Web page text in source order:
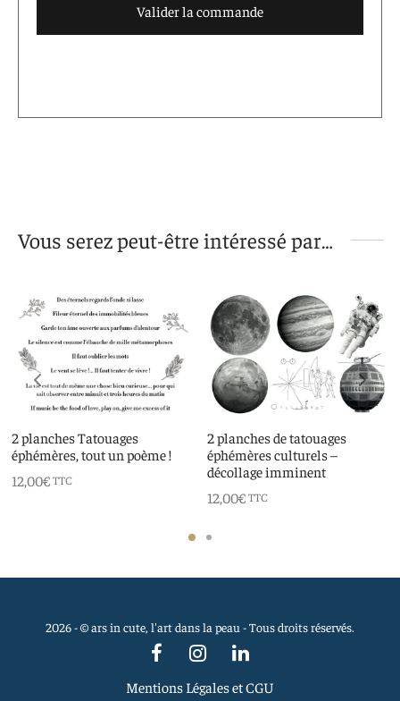
Valider la commande
Vous serez peut-être intéressé par…
2 planches Tatouages
éphémères, tout un poème !
12,00€ TTC
2 planches de tatouages
éphémères culturels –
décollage imminent
12,00€ TTC
2026 - © ars in cute, l'art dans la peau - Tous droits réservés.
Mentions Légales et CGU